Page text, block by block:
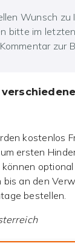
Wunsch zu
bitte im
zur
kostenlos
ersten
an den
bestellen.